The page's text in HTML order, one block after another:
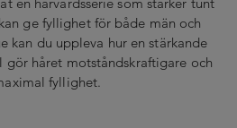
ge fyllighet för både män och
kan du uppleva hur en stärkande
håret motståndskraftigare och
fyllighet.